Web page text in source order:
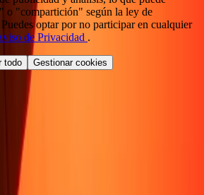
o "compartición" según la ley de
optar por no participar en cualquier
de Privacidad .
todo Gestionar cookies